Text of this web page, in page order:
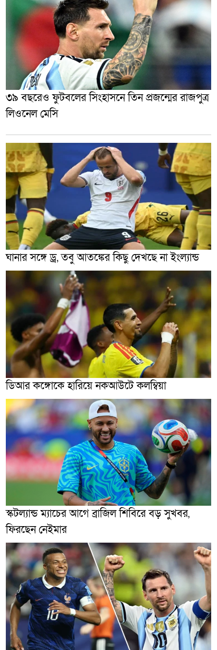
৩৯ বছরেও ফুটবলের সিংহাসনে তিন প্রজন্মের রাজপুত্র
লিওনেল মেসি
ঘানার সঙ্গে ড্র, তবু আতঙ্কের কিছু দেখছে না ইংল্যান্ড
ডিআর কঙ্গোকে হারিয়ে নকআউটে কলম্বিয়া
স্কটল্যান্ড ম্যাচের আগে ব্রাজিল শিবিরে বড় সুখবর,
ফিরছেন নেইমার